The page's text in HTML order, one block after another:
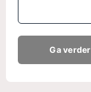
Ga verder